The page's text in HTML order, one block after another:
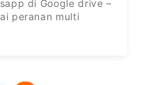
di Google drive –
peranan multi